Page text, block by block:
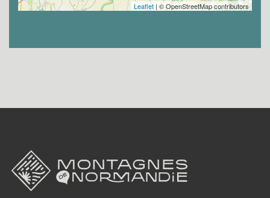
Leaflet | © OpenStreetMap contributors